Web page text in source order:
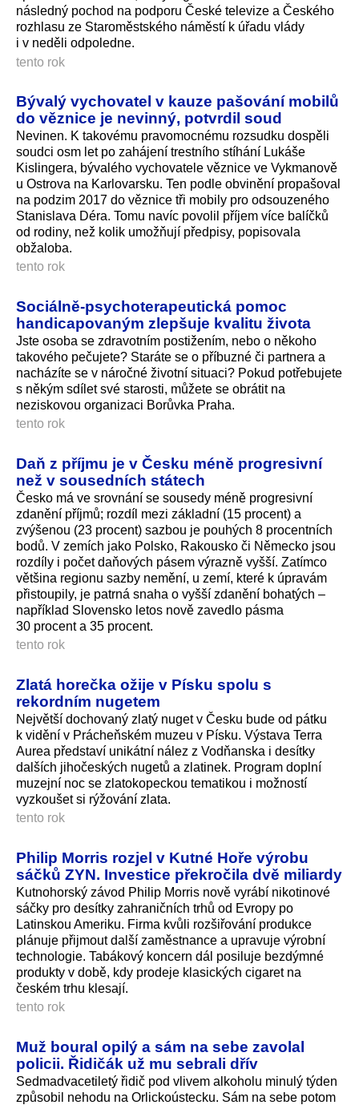
následný pochod na podporu České televize a Českého
rozhlasu ze Staroměstského náměstí k úřadu vlády
i v neděli odpoledne.
tento rok
Bývalý vychovatel v kauze pašování mobilů
do věznice je nevinný, potvrdil soud
Nevinen. K takovému pravomocnému rozsudku dospěli
soudci osm let po zahájení trestního stíhání Lukáše
Kislingera, bývalého vychovatele věznice ve Vykmanově
u Ostrova na Karlovarsku. Ten podle obvinění propašoval
na podzim 2017 do věznice tři mobily pro odsouzeného
Stanislava Déra. Tomu navíc povolil příjem více balíčků
od rodiny, než kolik umožňují předpisy, popisovala
obžaloba.
tento rok
Sociálně‑psychoterapeutická pomoc
handicapovaným zlepšuje kvalitu života
Jste osoba se zdravotním postižením, nebo o někoho
takového pečujete? Staráte se o příbuzné či partnera a
nacházíte se v náročné životní situaci? Pokud potřebujete
s někým sdílet své starosti, můžete se obrátit na
neziskovou organizaci Borůvka Praha.
tento rok
Daň z příjmu je v Česku méně progresivní
než v sousedních státech
Česko má ve srovnání se sousedy méně progresivní
zdanění příjmů; rozdíl mezi základní (15 procent) a
zvýšenou (23 procent) sazbou je pouhých 8 procentních
bodů. V zemích jako Polsko, Rakousko či Německo jsou
rozdíly i počet daňových pásem výrazně vyšší. Zatímco
většina regionu sazby nemění, u zemí, které k úpravám
přistoupily, je patrná snaha o vyšší zdanění bohatých –
například Slovensko letos nově zavedlo pásma
30 procent a 35 procent.
tento rok
Zlatá horečka ožije v Písku spolu s
rekordním nugetem
Největší dochovaný zlatý nuget v Česku bude od pátku
k vidění v Prácheňském muzeu v Písku. Výstava Terra
Aurea představí unikátní nález z Vodňanska i desítky
dalších jihočeských nugetů a zlatinek. Program doplní
muzejní noc se zlatokopeckou tematikou i možností
vyzkoušet si rýžování zlata.
tento rok
Philip Morris rozjel v Kutné Hoře výrobu
sáčků ZYN. Investice překročila dvě miliardy
Kutnohorský závod Philip Morris nově vyrábí nikotinové
sáčky pro desítky zahraničních trhů od Evropy po
Latinskou Ameriku. Firma kvůli rozšiřování produkce
plánuje přijmout další zaměstnance a upravuje výrobní
technologie. Tabákový koncern dál posiluje bezdýmné
produkty v době, kdy prodeje klasických cigaret na
českém trhu klesají.
tento rok
Muž boural opilý a sám na sebe zavolal
policii. Řidičák už mu sebrali dřív
Sedmadvacetiletý řidič pod vlivem alkoholu minulý týden
způsobil nehodu na Orlickoústecku. Sám na sebe potom